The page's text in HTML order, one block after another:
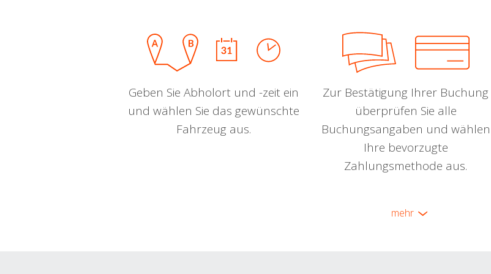
Geben Sie Abholort und -zeit ein
und wählen Sie das gewünschte
Fahrzeug aus.
Zur Bestätigung Ihrer Buchung
überprüfen Sie alle
Buchungsangaben und wählen
Ihre bevorzugte
Zahlungsmethode aus.
mehr